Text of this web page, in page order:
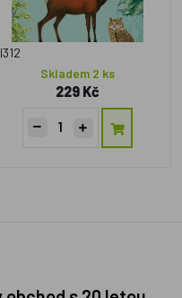
Skladem 2 ks
229 Kč